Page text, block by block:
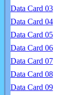
Data Card 03
Data Card 04
Data Card 05
Data Card 06
Data Card 07
Data Card 08
Data Card 09